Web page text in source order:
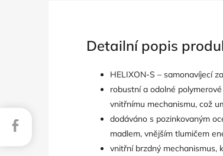
Detailní popis
HELIXON-S – samonavíjecí
robustní a odolné
vnitřnímu mechanismu, což
dodáváno s pozinkovaným
madlem, vnějším tlumičem
vnitřní brzdný mechanismus,